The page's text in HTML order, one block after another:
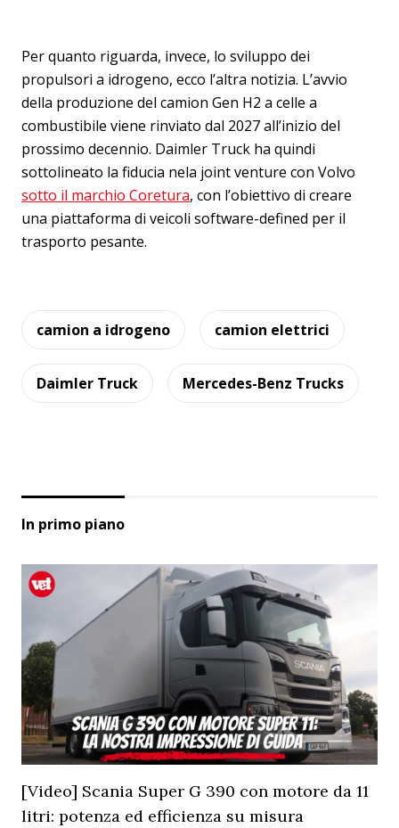
Per quanto riguarda, invece, lo sviluppo dei
propulsori a idrogeno, ecco l’altra notizia. L’avvio
della produzione del camion Gen H2 a celle a
combustibile viene rinviato dal 2027 all’inizio del
prossimo decennio. Daimler Truck ha quindi
sottolineato la fiducia nela joint venture con Volvo
sotto il marchio Coretura, con l’obiettivo di creare
una piattaforma di veicoli software-defined per il
trasporto pesante.
camion a idrogeno camion elettrici
Daimler Truck Mercedes-Benz Trucks
In primo piano
[Video] Scania Super G 390 con motore da 11
litri: potenza ed efficienza su misura